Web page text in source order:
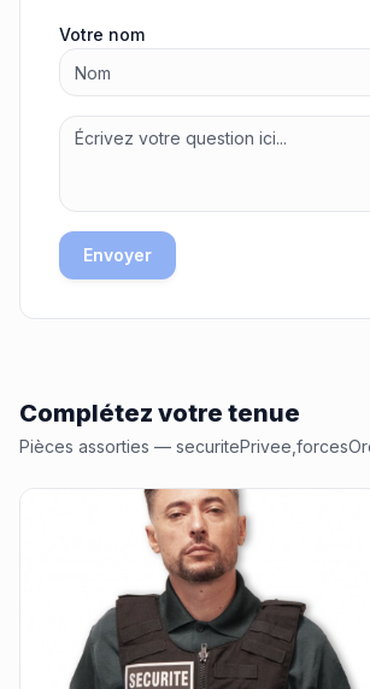
Votre nom
Envoyer
Complétez votre tenue
Pièces assorties —